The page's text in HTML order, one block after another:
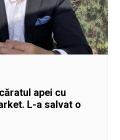
apei cu
L-a salvat o